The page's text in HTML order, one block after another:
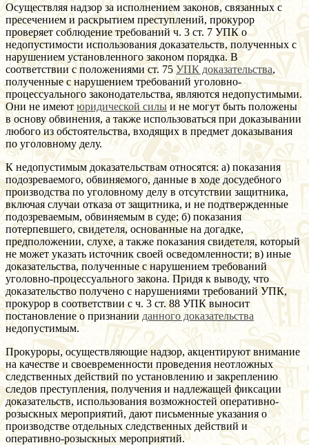
Осуществляя надзор за исполнением законов, связанных с
пресечением и раскрытием преступлений, прокурор
проверяет соблюдение требований ч. 3 ст. 7 УПК о
недопустимости использования доказательств, полученных с
нарушением установленного законом порядка. В
соответствии с положениями ст. 75УПК доказательства,
полученные с нарушением требований уголовно-
процессуального законодательства, являются недопустимыми.
Они не имеют юридической силыи не могут быть положены
в основу обвинения, а также использоваться при доказывании
любого из обстоятельства, входящих в предмет доказывания
по уголовному делу.
К недопустимым доказательствам относятся: а) показания
подозреваемого, обвиняемого, данные в ходе досудебного
производства по уголовному делу в отсутствии защитника,
включая случаи отказа от защитника, и не подтвержденные
подозреваемым, обвиняемым в суде; б) показания
потерпевшего, свидетеля, основанные на догадке,
предположении, слухе, а также показания свидетеля, который
не может указать источник своей осведомленности; в) иные
доказательства, полученные с нарушением требований
уголовно-процессуального закона. Придя к выводу, что
доказательство получено с нарушениями требований УПК,
прокурор в соответствии с ч. 3 ст. 88 УПК выносит
постановление о признании данного доказательства
недопустимым.
Прокуроры, осуществляющие надзор, акцентируют внимание
на качестве и своевременности проведения неотложных
следственных действий по установлению и закреплению
следов преступления, получения и надлежащей фиксации
доказательств, использования возможностей оперативно-
розыскных мероприятий, дают письменные указания о
производстве отдельных следственных действий и
оперативно-розыскных мероприятий.